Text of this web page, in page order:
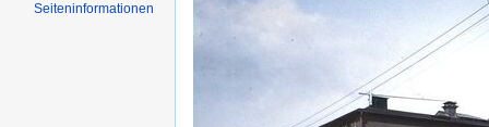
Seiten­informationen